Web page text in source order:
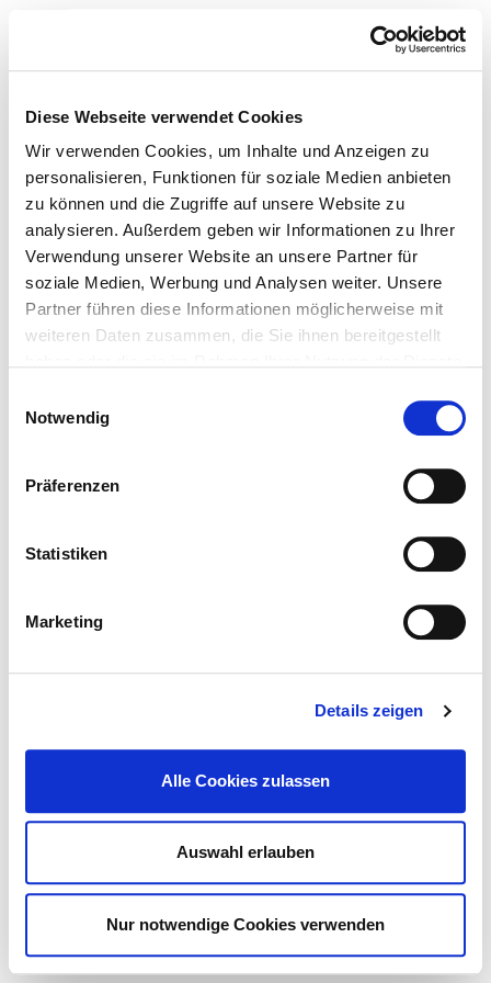
Diese Webseite verwendet Cookies
Wir verwenden Cookies, um Inhalte und Anzeigen zu
personalisieren, Funktionen für soziale Medien anbieten
zu können und die Zugriffe auf unsere Website zu
analysieren. Außerdem geben wir Informationen zu Ihrer
Verwendung unserer Website an unsere Partner für
soziale Medien, Werbung und Analysen weiter. Unsere
Partner führen diese Informationen möglicherweise mit
weiteren Daten zusammen, die Sie ihnen bereitgestellt
Notwendig
Präferenzen
Statistiken
Marketing
Details zeigen
Alle Cookies zulassen
Auswahl erlauben
Nur notwendige Cookies verwenden
Klinikum Starnberg
Handchirurgie
Nursing expertise
© German hospital directory 2026
Data protection